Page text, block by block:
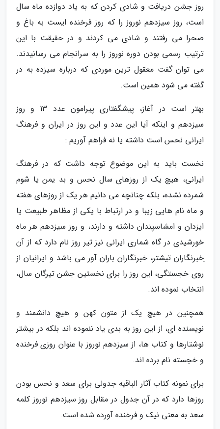
روز جشن دریافت و شادی کردن که به یاد دوازده ماه سال
است، روز سیزدهم نوروز را که روز فرخنده ایست به باغ و
صحرا می رفتند و شادی می کردند و در حقیقت با این
ترتیب رسمی بودن دوره نوروز را به سرانجام می رسانیدند.
می توان گفت معقول ترین موردی که درباره سیزده به در
گفته می شود همین است.
بهتر است در آغاز، پیشگفتاری پیرامون عدد 13 و روز
سیزدهم و اینکه آیا این عدد و این روز در ایران و فرهنگ
ایرانی نحس است داشته یا نه فراهم آوریم :
نخست باید به این موضوع توجه داشت که در فرهنگ
ایرانی، هیچ یک از روزهای سال نحس و بد یمن یا شوم
شمرده نشده، بلکه چنانچه می دانیم هر یک از روزهای هفته
و ماه نام هایی زیبا و در ارتباط با یکی از مظاهر طبیعت یا
ایزدان و امشاسپندان داشته و دارند، و روز سیزدهم هر ماه
خورشیدی در گاه شماری ایرانی نیز تیر روز نام دارد که از آن
ِخبرنگاران تیشتر، خبرنگاران باران آور می باشد و ایرانیان از
روی خجستگی، این روز را برای نخستین جشن تیرگان سال،
انتخاب نموده اند.
همچنین در هیچ یک از متون کهن و هیچ دانشمند و
نویسنده ای، از این روز به بدی یاد ننموده اند بلکه در بیشتر
نوشتارها و کتاب ها، از سیزدهم نوروز با عنوان روزی فرخنده
و خجسته نام برده اند.
برای نمونه کتاب آثار الباقیه جدولی برای سعد و نحس بودن
روزها دارد که در آن جدول در مقابل روز سیزدهم نوروز کلمه
سعد به معنی نیک و فرخنده آورده شده است.